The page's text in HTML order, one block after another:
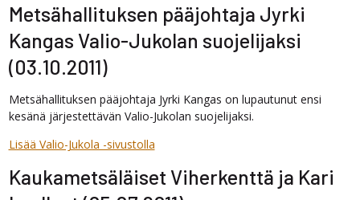
Metsähallituksen pääjohtaja Jyrki
Kangas Valio-Jukolan suojelijaksi
(03.10.2011)
Metsähallituksen pääjohtaja Jyrki Kangas on lupautunut ensi
kesänä järjestettävän Valio-Jukolan suojelijaksi.
Lisää Valio-Jukola -sivustolla
Kaukametsäläiset Viherkenttä ja Kari